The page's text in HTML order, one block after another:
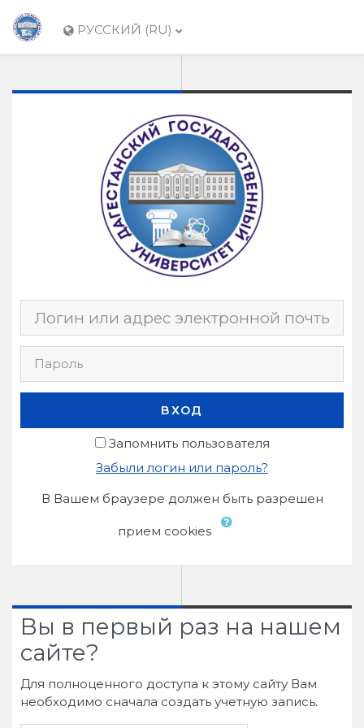
РУССКИЙ ‎(RU)‎
ВХОД
Запомнить пользователя
Забыли логин или пароль?
В Вашем браузере должен быть разрешен
прием cookies
Вы в первый раз на нашем
сайте?
Для полноценного доступа к этому сайту Вам
необходимо сначала создать учетную запись.